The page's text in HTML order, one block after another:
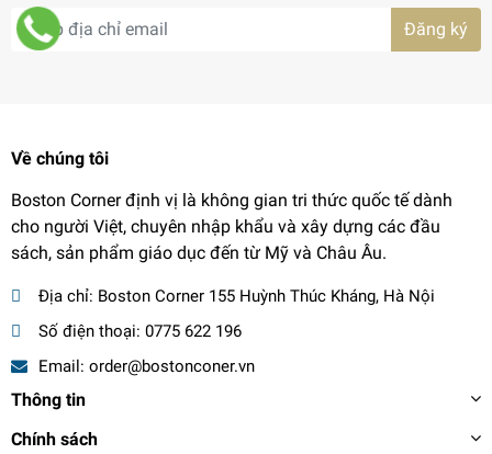
Đăng ký
Về chúng tôi
Boston Corner định vị là không gian tri thức quốc tế dành
cho người Việt, chuyên nhập khẩu và xây dựng các đầu
sách, sản phẩm giáo dục đến từ Mỹ và Châu Âu.
Địa chỉ: Boston Corner 155 Huỳnh Thúc Kháng, Hà Nội
Số điện thoại: 0775 622 196
Email: order@bostonconer.vn
Thông tin
Chính sách